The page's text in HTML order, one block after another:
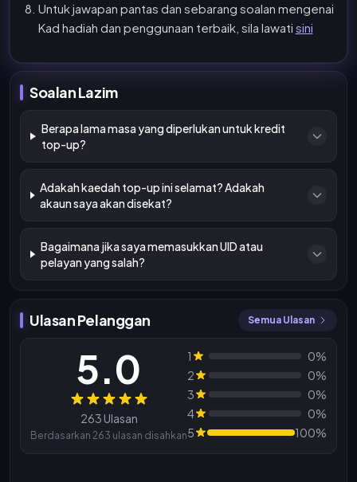
Untuk jawapan pantas dan sebarang soalan mengenai
Kad hadiah dan penggunaan terbaik, sila lawati sini
Soalan Lazim
Berapa lama masa yang diperlukan untuk kredit
top-up?
Adakah kaedah top-up ini selamat? Adakah
akaun saya akan disekat?
Bagaimana jika saya memasukkan UID atau
pelayan yang salah?
Ulasan Pelanggan Semua Ulasan
5.0
263 Ulasan
Berdasarkan 263 ulasan disahkan
1
0%
2
0%
3
0%
4
0%
5
100%